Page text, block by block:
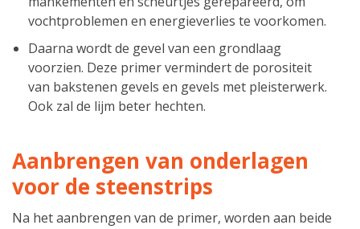
vochtproblemen en energieverlies te voorkomen.
Daarna wordt de gevel van een grondlaag
voorzien. Deze primer vermindert de porositeit
van bakstenen gevels en gevels met pleisterwerk.
Ook zal de lijm beter hechten.
Aanbrengen van onderlagen
voor de steenstrips
Na het aanbrengen van de primer, worden aan beide